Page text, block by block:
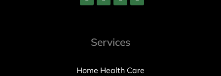
Services
Home Health Care